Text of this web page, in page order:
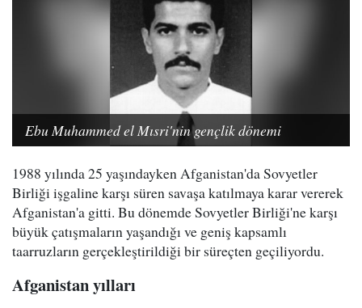
Ebu Muhammed el Mısri'nin gençlik dönemi
1988 yılında 25 yaşındayken Afganistan'da Sovyetler
Birliği işgaline karşı süren savaşa katılmaya karar vererek
Afganistan'a gitti. Bu dönemde Sovyetler Birliği'ne karşı
büyük çatışmaların yaşandığı ve geniş kapsamlı
taarruzların gerçekleştirildiği bir süreçten geçiliyordu.
Afganistan yılları